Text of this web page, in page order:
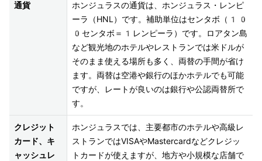
通貨
ホンジュラスの通貨は、ホンジュラス・レンピ
ーラ（HNL）です。補助単位はセンタボ（10
0センタボ＝1レンピーラ）です。ロアタン島
など観光地のホテルやレストランでは米ドルが
そのまま使える場所も多く、両替の手間が省け
ます。両替は空港や銀行のほかホテルでも可能
ですが、レートが良いのは銀行や公認両替所で
す。
クレジット
カード、キ
ャッシュレ
ホンジュラスでは、主要都市のホテルや高級レ
ストランではVISAやMastercardなどクレジッ
トカードが使えますが、地方や小規模な店舗で